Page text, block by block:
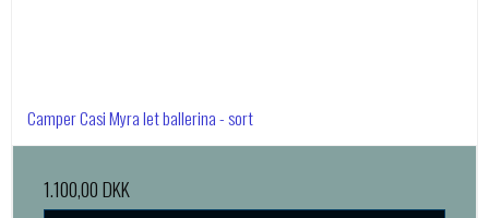
Camper Casi Myra let ballerina - sort
1.100,00 DKK